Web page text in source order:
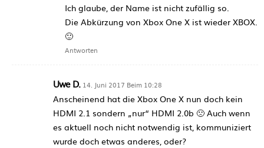
Ich glaube, der Name ist nicht zufällig so.
Die Abkürzung von Xbox One X ist wieder XBOX.
🙂
Antworten
Uwe D. 14. Juni 2017 Beim 10:28
Anscheinend hat die Xbox One X nun doch kein
HDMI 2.1 sondern „nur“ HDMI 2.0b 🙁 Auch wenn
es aktuell noch nicht notwendig ist, kommuniziert
wurde doch etwas anderes, oder?